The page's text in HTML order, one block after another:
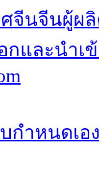
กำหนดเอ